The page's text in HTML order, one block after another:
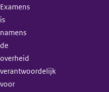
Examens
is
namens
de
overheid
verantwoordelijk
voor